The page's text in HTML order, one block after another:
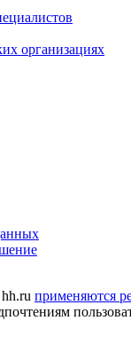
организациях
применяются